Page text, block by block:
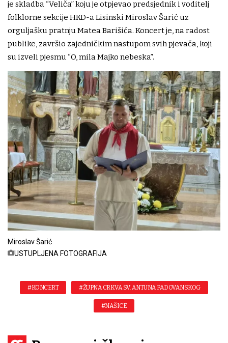
je skladba “Veliča” koju je otpjevao predsjednik i voditelj
folklorne sekcije HKD-a Lisinski Miroslav Šarić uz
orguljašku pratnju Matea Barišića. Koncert je, na radost
publike, završio zajedničkim nastupom svih pjevača, koji
su izveli pjesmu “O, mila Majko nebeska”.
Miroslav Šarić
USTUPLJENA FOTOGRAFIJA
#KONCERT #ŽUPNA CRKVA SV. ANTUNA PADOVANSKOG
#NAŠICE